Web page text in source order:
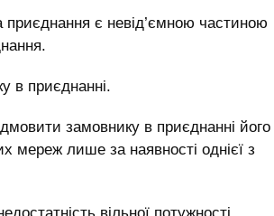
приєднання є невід’ємною частиною
в приєднанні.
замовнику в приєднанні його
мереж лише за наявності однієї з